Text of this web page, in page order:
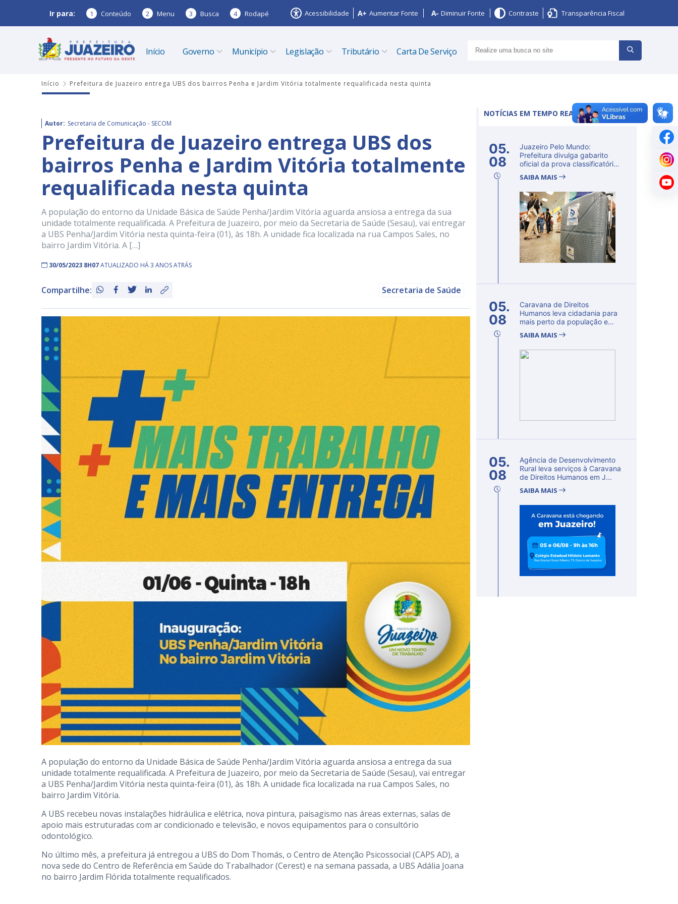
Ir para: 1 Conteúdo 2 Menu 3 Busca 4 Rodapé Acessibilidade Aumentar Fonte Diminuir Fonte Contraste Transparência Fiscal
Início Governo Município Legislação Tributário Carta De Serviço
Início Prefeitura de Juazeiro entrega UBS dos bairros Penha e Jardim Vitória totalmente requalificada nesta quinta
Autor: Secretaria de Comunicação - SECOM
Prefeitura de Juazeiro entrega UBS dos
bairros Penha e Jardim Vitória totalmente
requalificada nesta quinta
A população do entorno da Unidade Básica de Saúde Penha/Jardim Vitória aguarda ansiosa a entrega da sua
unidade totalmente requalificada. A Prefeitura de Juazeiro, por meio da Secretaria de Saúde (Sesau), vai entregar
a UBS Penha/Jardim Vitória nesta quinta-feira (01), às 18h. A unidade fica localizada na rua Campos Sales, no
bairro Jardim Vitória. A […]
30/05/2023 8H07ATUALIZADO HÁ 3 ANOS ATRÁS
Compartilhe: Secretaria de Saúde
A população do entorno da Unidade Básica de Saúde Penha/Jardim Vitória aguarda ansiosa a entrega da sua
unidade totalmente requalificada. A Prefeitura de Juazeiro, por meio da Secretaria de Saúde (Sesau), vai entregar
a UBS Penha/Jardim Vitória nesta quinta-feira (01), às 18h. A unidade fica localizada na rua Campos Sales, no
bairro Jardim Vitória.
A UBS recebeu novas instalações hidráulica e elétrica, nova pintura, paisagismo nas áreas externas, salas de
apoio mais estruturadas com ar condicionado e televisão, e novos equipamentos para o consultório
odontológico.
No último mês, a prefeitura já entregou a UBS do Dom Thomás, o Centro de Atenção Psicossocial (CAPS AD), a
nova sede do Centro de Referência em Saúde do Trabalhador (Cerest) e na semana passada, a UBS Adália Joana
no bairro Jardim Flórida totalmente requalificados.
NOTÍCIAS EM TEMPO REAL
05.
08
Juazeiro Pelo Mundo:
Prefeitura divulga gabarito
oficial da prova classificatória
SAIBA MAIS
05.
08
Caravana de Direitos
Humanos leva cidadania para
mais perto da população e
SAIBA MAIS
05.
08
Agência de Desenvolvimento
Rural leva serviços à Caravana
de Direitos Humanos em J...
SAIBA MAIS